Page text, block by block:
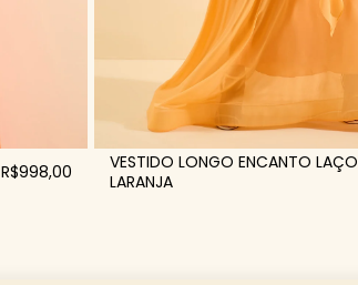
R$998,00
VESTIDO LONGO ENCANTO LAÇO
LARANJA